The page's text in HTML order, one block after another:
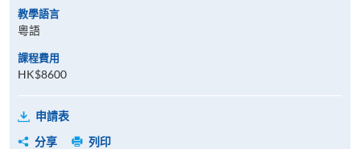
教學語言
粵語
課程費用
HK$8600
申請表
分享
列印